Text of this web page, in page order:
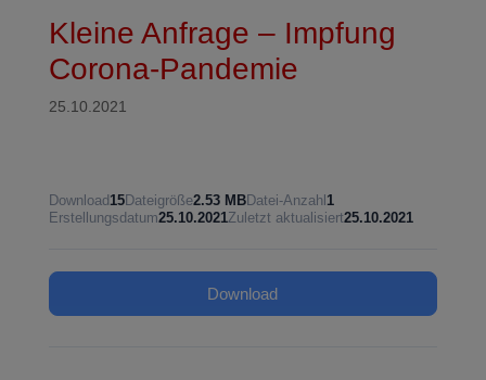
Kleine Anfrage – Impfung
Corona-Pandemie
25.10.2021
Download 15Dateigröße2.53 MBDatei-Anzahl 1
Erstellungsdatum25.10.2021Zuletzt aktualisiert25.10.2021
Download